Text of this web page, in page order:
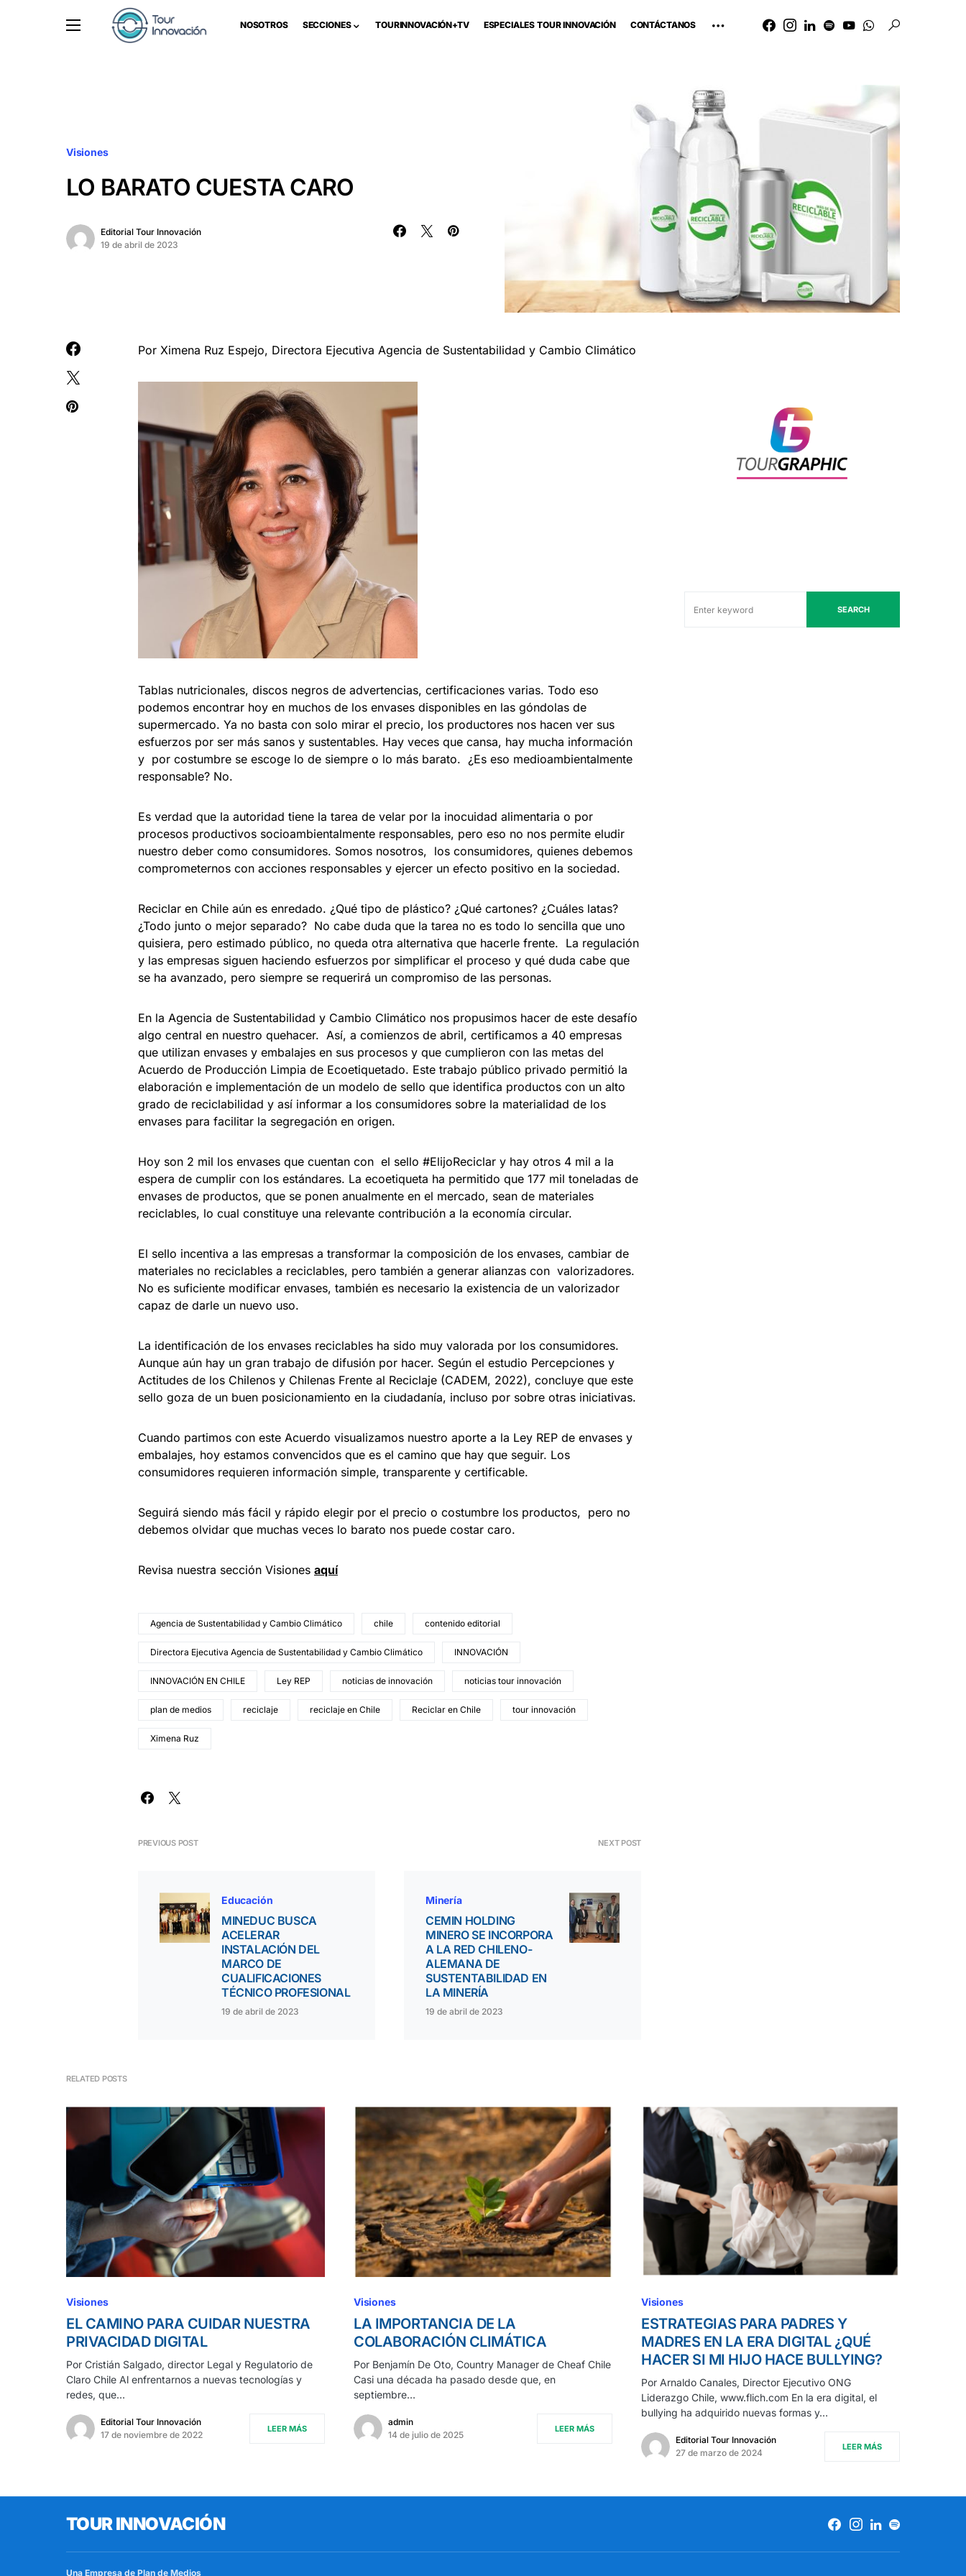
NOSOTROS SECCIONES TOURINNOVACIÓN+TV ESPECIALES TOUR INNOVACIÓN CONTÁCTANOS
Visiones
LO BARATO CUESTA CARO
Editorial Tour Innovación
19 de abril de 2023
Por Ximena Ruz Espejo, Directora Ejecutiva Agencia de Sustentabilidad y Cambio Climático
Tablas nutricionales, discos negros de advertencias, certificaciones varias. Todo eso
podemos encontrar hoy en muchos de los envases disponibles en las góndolas de
supermercado. Ya no basta con solo mirar el precio, los productores nos hacen ver sus
esfuerzos por ser más sanos y sustentables. Hay veces que cansa, hay mucha información
y por costumbre se escoge lo de siempre o lo más barato. ¿Es eso medioambientalmente
responsable? No.
Es verdad que la autoridad tiene la tarea de velar por la inocuidad alimentaria o por
procesos productivos socioambientalmente responsables, pero eso no nos permite eludir
nuestro deber como consumidores. Somos nosotros, los consumidores, quienes debemos
comprometernos con acciones responsables y ejercer un efecto positivo en la sociedad.
Reciclar en Chile aún es enredado. ¿Qué tipo de plástico? ¿Qué cartones? ¿Cuáles latas?
¿Todo junto o mejor separado? No cabe duda que la tarea no es todo lo sencilla que uno
quisiera, pero estimado público, no queda otra alternativa que hacerle frente. La regulación
y las empresas siguen haciendo esfuerzos por simplificar el proceso y qué duda cabe que
se ha avanzado, pero siempre se requerirá un compromiso de las personas.
En la Agencia de Sustentabilidad y Cambio Climático nos propusimos hacer de este desafío
algo central en nuestro quehacer. Así, a comienzos de abril, certificamos a 40 empresas
que utilizan envases y embalajes en sus procesos y que cumplieron con las metas del
Acuerdo de Producción Limpia de Ecoetiquetado. Este trabajo público privado permitió la
elaboración e implementación de un modelo de sello que identifica productos con un alto
grado de reciclabilidad y así informar a los consumidores sobre la materialidad de los
envases para facilitar la segregación en origen.
Hoy son 2 mil los envases que cuentan con el sello #ElijoReciclar y hay otros 4 mil a la
espera de cumplir con los estándares. La ecoetiqueta ha permitido que 177 mil toneladas de
envases de productos, que se ponen anualmente en el mercado, sean de materiales
reciclables, lo cual constituye una relevante contribución a la economía circular.
El sello incentiva a las empresas a transformar la composición de los envases, cambiar de
materiales no reciclables a reciclables, pero también a generar alianzas con valorizadores.
No es suficiente modificar envases, también es necesario la existencia de un valorizador
capaz de darle un nuevo uso.
La identificación de los envases reciclables ha sido muy valorada por los consumidores.
Aunque aún hay un gran trabajo de difusión por hacer. Según el estudio Percepciones y
Actitudes de los Chilenos y Chilenas Frente al Reciclaje (CADEM, 2022), concluye que este
sello goza de un buen posicionamiento en la ciudadanía, incluso por sobre otras iniciativas.
Cuando partimos con este Acuerdo visualizamos nuestro aporte a la Ley REP de envases y
embalajes, hoy estamos convencidos que es el camino que hay que seguir. Los
consumidores requieren información simple, transparente y certificable.
Seguirá siendo más fácil y rápido elegir por el precio o costumbre los productos, pero no
debemos olvidar que muchas veces lo barato nos puede costar caro.
Revisa nuestra sección Visiones aquí
Agencia de Sustentabilidad y Cambio Climático chile contenido editorial
Directora Ejecutiva Agencia de Sustentabilidad y Cambio Climático INNOVACIÓN
INNOVACIÓN EN CHILE Ley REP noticias de innovación noticias tour innovación
plan de medios reciclaje reciclaje en Chile Reciclar en Chile tour innovación
Ximena Ruz
PREVIOUS POST
Educación
MINEDUC BUSCA
ACELERAR
INSTALACIÓN DEL
MARCO DE
CUALIFICACIONES
TÉCNICO PROFESIONAL
19 de abril de 2023
NEXT POST
Minería
CEMIN HOLDING
MINERO SE INCORPORA
A LA RED CHILENO-
ALEMANA DE
SUSTENTABILIDAD EN
LA MINERÍA
19 de abril de 2023
SEARCH
RELATED POSTS
Visiones
EL CAMINO PARA CUIDAR NUESTRA
PRIVACIDAD DIGITAL
Por Cristián Salgado, director Legal y Regulatorio de
Claro Chile Al enfrentarnos a nuevas tecnologías y
redes, que…
Editorial Tour Innovación
17 de noviembre de 2022
LEER MÁS
Visiones
LA IMPORTANCIA DE LA
COLABORACIÓN CLIMÁTICA
Por Benjamín De Oto, Country Manager de Cheaf Chile
Casi una década ha pasado desde que, en
septiembre…
admin
14 de julio de 2025
LEER MÁS
Visiones
ESTRATEGIAS PARA PADRES Y
MADRES EN LA ERA DIGITAL ¿QUÉ
HACER SI MI HIJO HACE BULLYING?
Por Arnaldo Canales, Director Ejecutivo ONG
Liderazgo Chile, www.flich.com En la era digital, el
bullying ha adquirido nuevas formas y…
Editorial Tour Innovación
27 de marzo de 2024
LEER MÁS
TOUR INNOVACIÓN
Una Empresa de Plan de Medios